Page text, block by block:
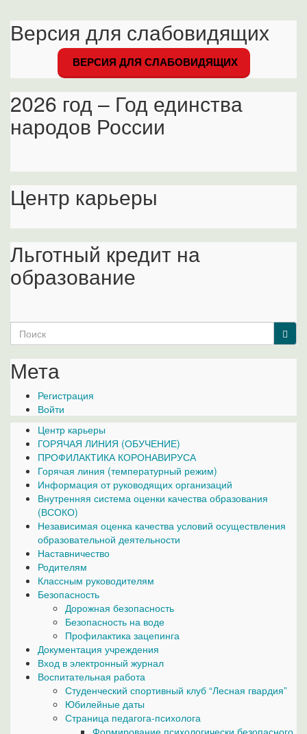
Версия для слабовидящих
ВЕРСИЯ ДЛЯ СЛАБОВИДЯЩИХ
2026 год – Год единства
народов России
Центр карьеры
Льготный кредит на
образование
Search
for:
Мета
Регистрация
Войти
Центр карьеры
ГОРЯЧАЯ ЛИНИЯ (ОБУЧЕНИЕ)
ПРОФИЛАКТИКА КОРОНАВИРУСА
Горячая линия (температурный режим)
Информация от руководящих организаций
Внутренняя система оценки качества образования
(ВСОКО)
Независимая оценка качества условий осуществления
образовательной деятельности
Наставничество
Родителям
Классным руководителям
Безопасность
Дорожная безопасность
Безопасность на воде
Профилактика зацепинга
Документация учреждения
Вход в электронный журнал
Воспитательная работа
Студенческий спортивный клуб “Лесная гвардия”
Юбилейные даты
Страница педагога-психолога